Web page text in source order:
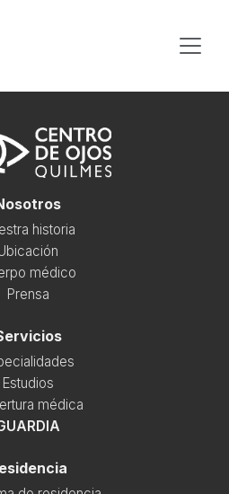
historia
médico
Prensa
Estudios
médica